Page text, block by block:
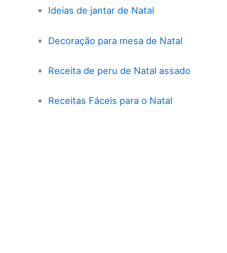
Ideias de jantar de Natal
Decoração para mesa de Natal
Receita de peru de Natal assado
Receitas Fáceis para o Natal